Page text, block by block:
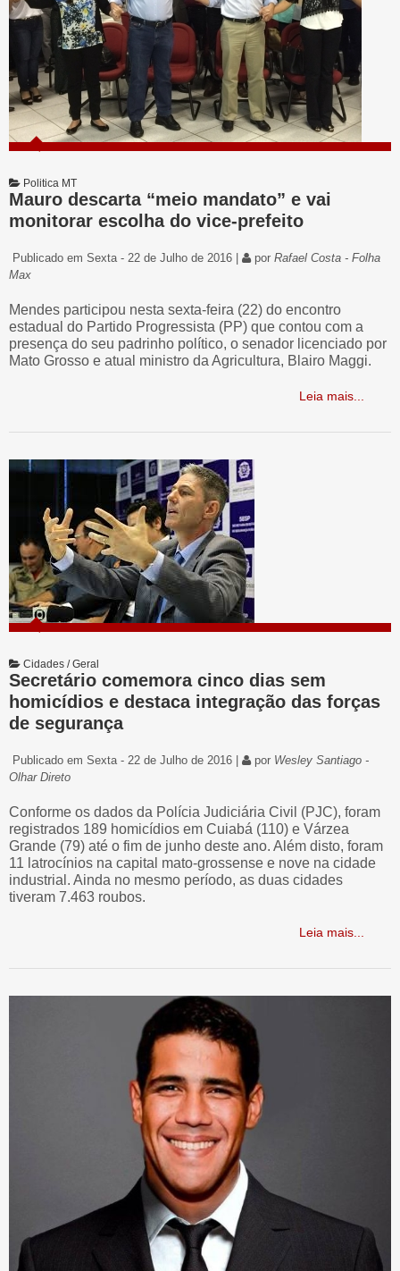
Politica MT
Mauro descarta “meio mandato” e vai
monitorar escolha do vice-prefeito
Publicado em Sexta - 22 de Julho de 2016 | por Rafael Costa - Folha
Max
Mendes participou nesta sexta-feira (22) do encontro
estadual do Partido Progressista (PP) que contou com a
presença do seu padrinho político, o senador licenciado por
Mato Grosso e atual ministro da Agricultura, Blairo Maggi.
Leia mais...
Cidades / Geral
Secretário comemora cinco dias sem
homicídios e destaca integração das forças
de segurança
Publicado em Sexta - 22 de Julho de 2016 | por Wesley Santiago -
Olhar Direto
Conforme os dados da Polícia Judiciária Civil (PJC), foram
registrados 189 homicídios em Cuiabá (110) e Várzea
Grande (79) até o fim de junho deste ano. Além disto, foram
11 latrocínios na capital mato-grossense e nove na cidade
industrial. Ainda no mesmo período, as duas cidades
tiveram 7.463 roubos.
Leia mais...